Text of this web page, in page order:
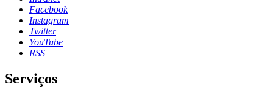
Facebook
Instagram
Twitter
YouTube
RSS
Serviços